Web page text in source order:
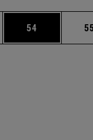
Use TAB para
Página
54